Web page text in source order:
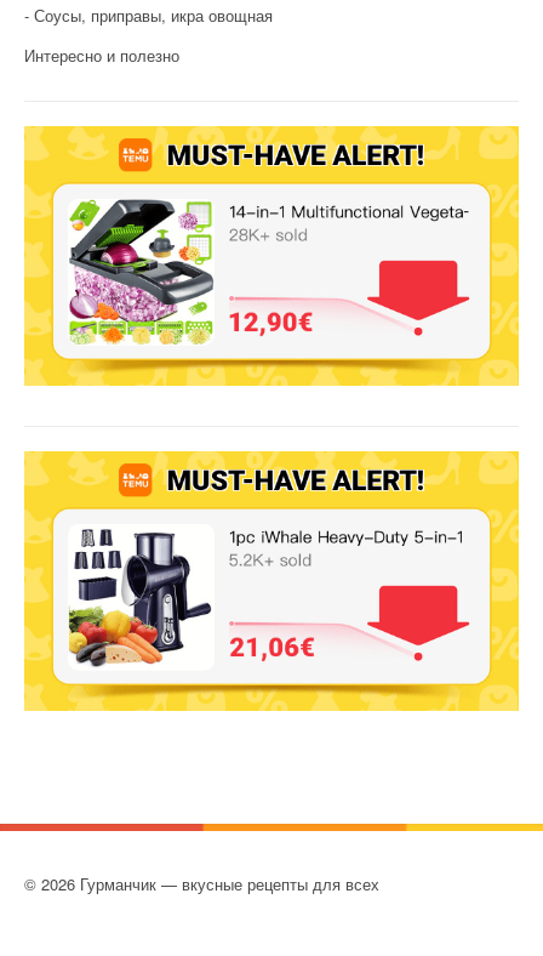
Соусы, приправы, икра овощная
Интересно и полезно
© 2026 Гурманчик — вкусные рецепты для всех